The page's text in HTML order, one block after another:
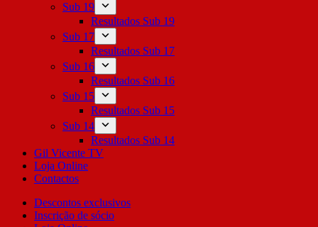
Sub 19
Resultados Sub 19
Sub 17
Resultados Sub 17
Sub 16
Resultados Sub 16
Sub 15
Resultados Sub 15
Sub 14
Resultados Sub 14
Gil Vicente TV
Loja Online
Contactos
Descontos exclusivos
Inscrição de sócio